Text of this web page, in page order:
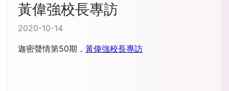
黃偉強校長專訪
2020-10-14
迦密聲情第50期， 黃偉強校長專訪